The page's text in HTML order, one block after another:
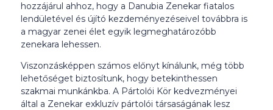
hozzájárul ahhoz, hogy a Danubia Zenekar fiatalos
lendületével és újító kezdeményezéseivel továbbra is
a magyar zenei élet egyik legmeghatározóbb
zenekara lehessen.
Viszonzásképpen számos előnyt kínálunk, még több
lehetőséget biztosítunk, hogy betekinthessen
szakmai munkánkba. A Pártolói Kör kedvezményei
által a Zenekar exkluzív pártolói társaságának lesz